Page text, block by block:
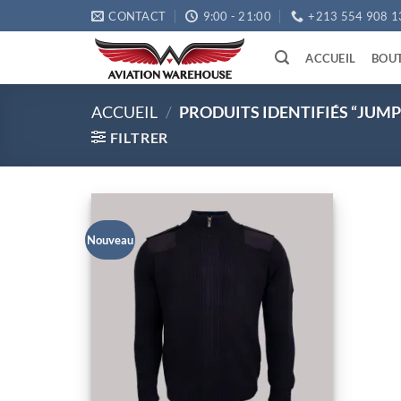
au
CONTACT 9:00 - 21:00 +213 554 908
ACCUEIL
ACCUEIL / PRODUITS IDENTIFIÉS
FILTRER
Nouveau